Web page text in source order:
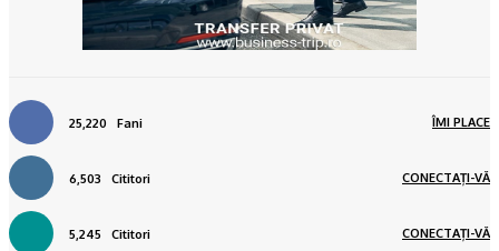
25,220 Fani ÎMI PLACE
6,503 Cititori CONECTAȚI-VĂ
5,245 Cititori CONECTAȚI-VĂ